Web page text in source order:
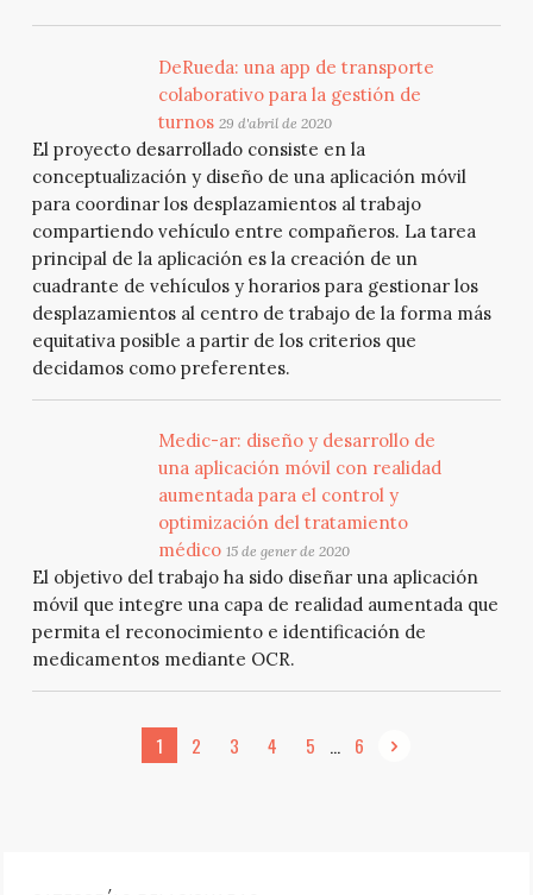
DeRueda: una app de transporte
colaborativo para la gestión de
turnos 29 d'abril de 2020
El proyecto desarrollado consiste en la
conceptualización y diseño de una aplicación móvil
para coordinar los desplazamientos al trabajo
compartiendo vehículo entre compañeros. La tarea
principal de la aplicación es la creación de un
cuadrante de vehículos y horarios para gestionar los
desplazamientos al centro de trabajo de la forma más
equitativa posible a partir de los criterios que
decidamos como preferentes.
Medic-ar: diseño y desarrollo de
una aplicación móvil con realidad
aumentada para el control y
optimización del tratamiento
médico 15 de gener de 2020
El objetivo del trabajo ha sido diseñar una aplicación
móvil que integre una capa de realidad aumentada que
permita el reconocimiento e identificación de
medicamentos mediante OCR.
1 2 3 4 5 ... 6